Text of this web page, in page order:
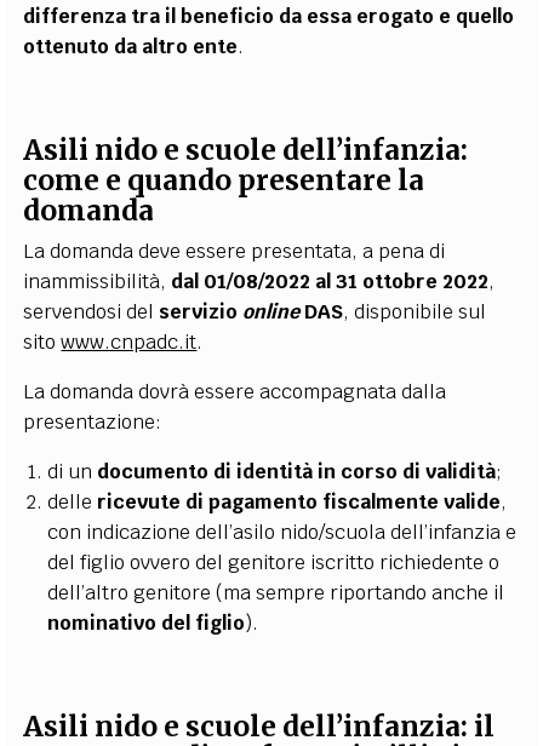
differenza tra il beneficio da essa erogato e quello
ottenuto da altro ente.
Asili nido e scuole dell’infanzia:
come e quando presentare la
domanda
La domanda deve essere presentata, a pena di
inammissibilità, dal 01/08/2022 al 31 ottobre 2022,
servendosi del servizio onlineDAS, disponibile sul
sitowww.cnpadc.it.
La domanda dovrà essere accompagnata dalla
presentazione:
di un documento di identità in corso di validità;
delle ricevute di pagamento fiscalmente valide,
con indicazione dell’asilo nido/scuola dell’infanzia e
del figlio ovvero del genitore iscritto richiedente o
dell’altro genitore (ma sempre riportando anche il
nominativo del figlio).
Asili nido e scuole dell’infanzia: il